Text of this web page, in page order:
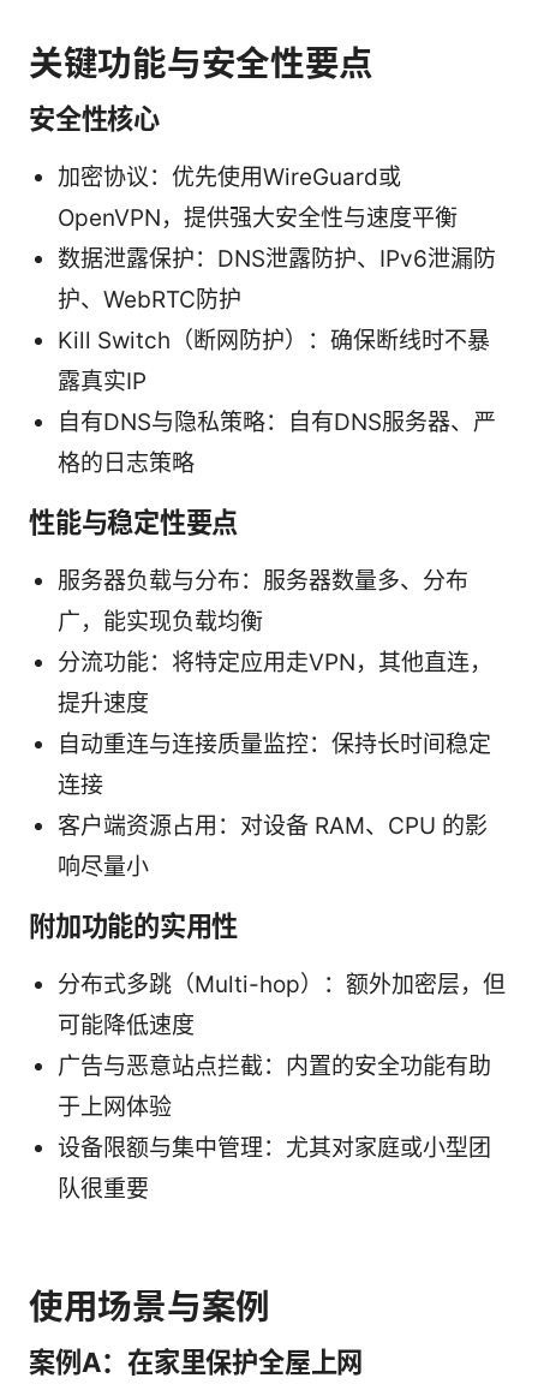
关键功能与安全性要点
安全性核心
加密协议：优先使用WireGuard或
OpenVPN，提供强大安全性与速度平衡
数据泄露保护：DNS泄露防护、IPv6泄漏防
护、WebRTC防护
Kill Switch（断网防护）：确保断线时不暴
露真实IP
自有DNS与隐私策略：自有DNS服务器、严
格的日志策略
性能与稳定性要点
服务器负载与分布：服务器数量多、分布
广，能实现负载均衡
分流功能：将特定应用走VPN，其他直连，
提升速度
自动重连与连接质量监控：保持长时间稳定
连接
客户端资源占用：对设备 RAM、CPU 的影
响尽量小
附加功能的实用性
分布式多跳（Multi-hop）：额外加密层，但
可能降低速度
广告与恶意站点拦截：内置的安全功能有助
于上网体验
设备限额与集中管理：尤其对家庭或小型团
队很重要
使用场景与案例
案例A：在家里保护全屋上网